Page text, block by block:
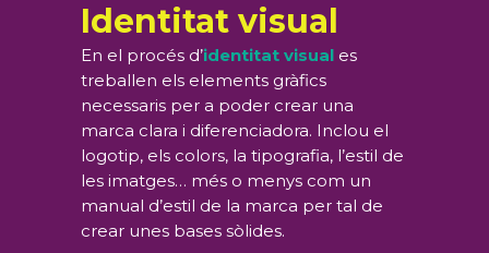
Identitat visual
En el procés d’identitat visual es
treballen els elements gràfics
necessaris per a poder crear una
marca clara i diferenciadora. Inclou el
logotip, els colors, la tipografia, l’estil de
les imatges… més o menys com un
manual d’estil de la marca per tal de
crear unes bases sòlides.